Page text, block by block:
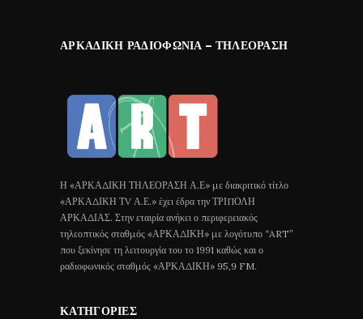
ΑΡΚΑΔΙΚΉ ΡΑΔΙΟΦΩΝΊΑ – ΤΗΛΕΌΡΑΣΗ
Η «ΑΡΚΑΔΙΚΗ ΤΗΛΕΟΡΑΣΗ Α.Ε» με διακριτικό τίτλο
«ΑΡΚΑΔΙΚΗ ΤV Α.Ε.» έχει έδρα την ΤΡΙΠΟΛΗ
ΑΡΚΑΔΙΑΣ. Στην εταιρία ανήκει ο περιφερειακός
τηλεοπτικός σταθμός «ΑΡΚΑΔΙΚΗ» με λογότυπο “ART”
που ξεκίνησε τη λειτουργία του το 1991 καθώς και ο
ραδιοφωνικός σταθμός «ΑΡΚΑΔΙΚΗ» 95,9 FM.
ΚΑΤΗΓΟΡΊΕΣ